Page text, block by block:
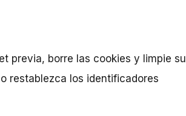
previa, borre las cookies y limpie su
restablezca los identificadores